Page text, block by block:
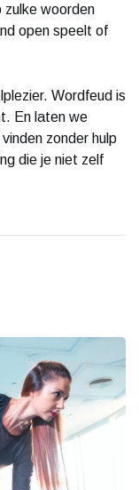
zulke woorden
open speelt of
Wordfeud is
En laten we
zonder hulp
die je niet zelf